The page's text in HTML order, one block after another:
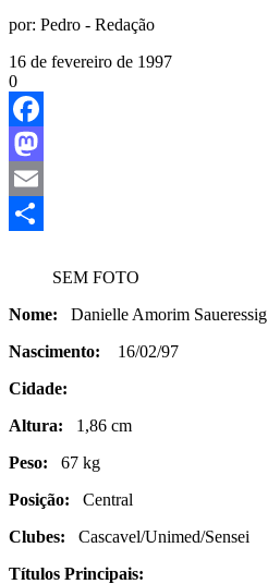
por: Pedro - Redação
16 de fevereiro de 1997
0
Facebook
Mastodon
Email
SEM FOTO
Nome: Danielle Amorim
Nascimento: 16/02/97
Cidade:
Altura: 1,86 cm
Peso: 67 kg
Posição: Central
Clubes: Cascavel/Unimed/Sensei
Títulos Principais: